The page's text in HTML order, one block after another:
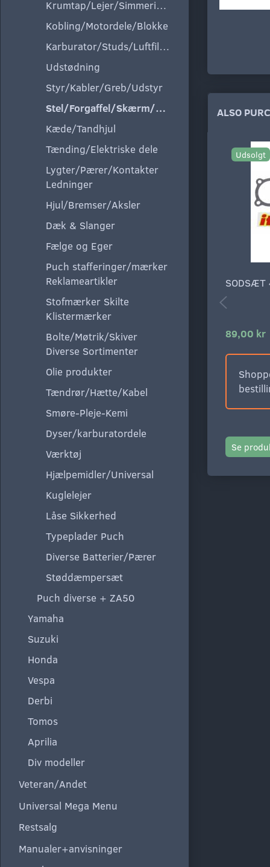
Krumtap/Lejer/Simmeringe
Kobling/Motordele/Blokke
Karburator/Studs/Luftfilter
Udstødning
Styr/Kabler/Greb/Udstyr
Stel/Forgaffel/Skærm/Tank/Sæde
Kæde/Tandhjul
Tænding/Elektriske dele
Lygter/Pærer/Kontakter
Ledninger
Hjul/Bremser/Aksler
Dæk & Slanger
Fælge og Eger
Puch stafferinger/mærker
Reklameartikler
Stofmærker Skilte
Klistermærker
Bolte/Møtrik/Skiver
Diverse Sortimenter
Olie produkter
Tændrør/Hætte/Kabel
Smøre-Pleje-Kemi
Dyser/karburatordele
Værktøj
Hjælpemidler/Universal
Kuglelejer
Låse Sikkerhed
Typeplader Puch
Diverse Batterier/Pærer
Støddæmpersæt
Puch diverse + ZA50
Yamaha
Suzuki
Honda
Vespa
Derbi
Tomos
Aprilia
Div modeller
Veteran/Andet
Universal Mega Menu
Restsalg
Manualer+anvisninger
ALSO
Udsolgt
SODSÆT
89,00 kr
Se